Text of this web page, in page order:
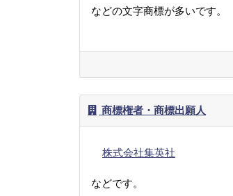
などの文字商標が多いです。
商標権者・商標出願人
株式会社集英社
などです。